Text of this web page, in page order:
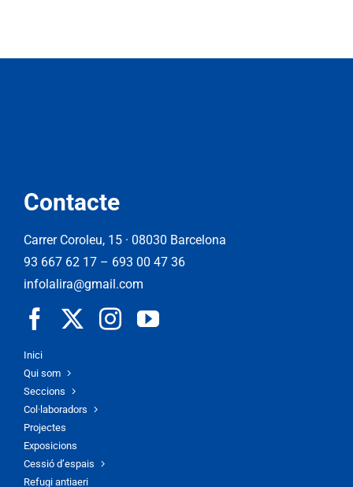
Contacte
Carrer Coroleu, 15 · 08030 Barcelona
93 667 62 17– 693 00 47 36
infolalira@gmail.com
Inici
Qui som
Seccions
Col·laboradors
Projectes
Exposicions
Cessió d’espais
Refugi antiaeri